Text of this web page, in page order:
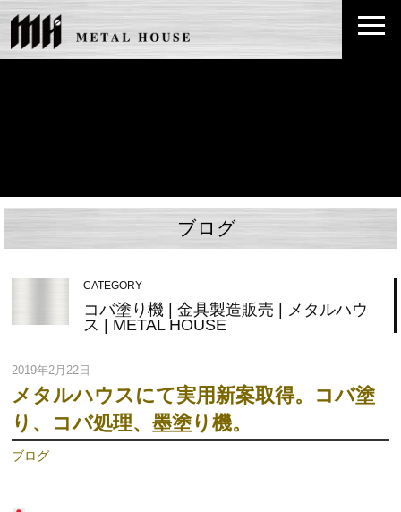
ブログ
CATEGORY
コバ塗り機 | 金具製造販売 | メタルハウ
ス | METAL HOUSE
2019年2月22日
メタルハウスにて実用新案取得。コバ塗
り、コバ処理、墨塗り機。
ブログ